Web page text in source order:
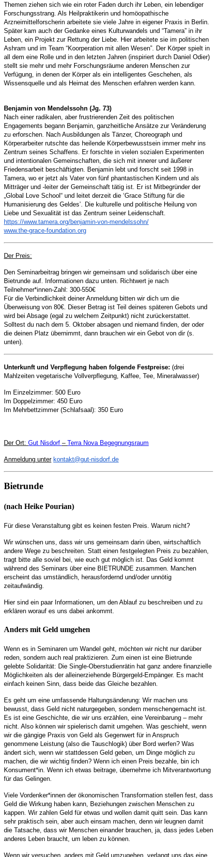
Themen ziehen sich wie ein roter Faden durch ihr Leben, ein lebendiger
Forschungsstrang. Als Heilpraktikerin und homöopathische
Arzneimittelforscherin arbeitete sie viele Jahre in eigener Praxis in Berlin.
Später kam auch der Gedanke eines Kulturwandels und “Tamera” in ihr
Leben, ein Projekt zur Rettung der Liebe. Hier arbeitete sie im politischen
Ashram und im Team “Koorperation mit allen Wesen”. Der Körper spielt in
all dem eine Rolle und in den letzten Jahren (inspiriert durch Daniel Odier)
stellt sie mehr und mehr Forschungsräume anderen Menschen zur
Verfügung, in denen der Körper als ein intelligentes Geschehen, als
Wissensquelle und als Heimat des Menschen erfahren werden kann.
Benjamin von Mendelssohn (Jg. 73)
Nach einer radikalen, aber frustrierenden Zeit des politischen
Engagements begann Benjamin, ganzheitliche Ansätze zur Veränderung
zu erforschen. Nach Ausbildungen als Tänzer, Choreograph und
Körperarbeiter rutschte das heilende Körperbewusstsein immer mehr ins
Zentrum seines Schaffens. Er forschte in vielen sozialen Experimenten
und intentionalen Gemeinschaften, die sich mit innerer und äußerer
Friedensarbeit beschäftigten. Benjamin lebt und forscht seit 1998 in
Tamera, wo er jetzt als Vater von fünf phantastischen Kindern und als
Mitträger und -leiter der Gemeinschaft tätig ist. Er ist Mitbegründer der
„Global Love School“ und leitet derzeit die ‘Grace Stiftung für die
Humanisierung des Geldes’. Die kulturelle und politische Heilung von
Liebe und Sexualität ist das Zentrum seiner Leidenschaft.
https://www.tamera.org/benjamin-von-mendelssohn/
www.the-grace-foundation.org
Der Preis:
Den Seminarbeitrag bringen wir gemeinsam und solidarisch über eine
Bietrunde auf. Informationen dazu unten. Richtwert je nach
Teilnehmer*innen-Zahl: 300-550€
Für die Verbindlichkeit deiner Anmeldung bitten wir dich um die
Überweisung von 80€. Dieser Betrag ist Teil deines späteren Gebots und
wird bei Absage (egal zu welchem Zeitpunkt) nicht zurückerstattet.
Solltest du nach dem 5. Oktober absagen und niemand finden, der oder
die deinen Platz übernimmt, dann brauchen wir ein Gebot von dir (s.
unten).
Unterkunft und Verpflegung haben folgende Festpreise: (drei
Mahlzeiten vegetarische Vollverpflegung, Kaffee, Tee, Mineralwasser)
Im Einzelzimmer: 500 Euro
Im Doppelzimmer: 450 Euro
Im Mehrbettzimmer (Schlafsaal): 350 Euro
Der Ort: Gut Nisdorf – Terra Nova Begegnungsraum
Anmeldung unter kontakt@gut-nisdorf.de
Bietrunde
(nach Heike Pourian)
Für diese Veranstaltung gibt es keinen festen Preis. Warum nicht?
Wir wünschen uns, dass wir uns gemeinsam darin üben, wirtschaftlich
andere Wege zu beschreiten. Statt einen festgelegten Preis zu bezahlen,
tragt bitte alle soviel bei, wie euch gut möglich ist. Das Geld kommt
während des Seminars über eine BIETRUNDE zusammen. Manchen
erscheint das umständlich, herausfordernd und/oder unnötig
zeitaufwändig.
Hier sind ein paar Informationen, um den Ablauf zu beschreiben und zu
erklären worauf es uns dabei ankommt.
Anders mit Geld umgehen
Wenn es in Seminaren um Wandel geht, möchten wir nicht nur darüber
reden, sondern auch real praktizieren. Zum einen ist eine Bietrunde
gelebte Solidarität: Die Single-Oberstudienrätin hat ganz andere finanzielle
Möglichkeiten als der alleinerziehende Bürgergeld-Empänger. Es macht
einfach keinen Sinn, dass beide das Gleiche bezahlen.
Es geht um eine umfassende Haltungsänderung: Wir machen uns
bewusst, dass Geld nicht naturgegeben, sondern menschengemacht ist.
Es ist eine Geschichte, die wir uns erzählen, eine Vereinbarung – mehr
nicht. Also können wir spielerisch damit umgehen. Was geschieht, wenn
wir die gängige Praxis von Geld als Gegenwert für in Anspruch
genommene Leistung (also die Tauschlogik) über Bord werfen? Was
ändert sich, wenn wir stattdessen Geld geben, um Dinge möglich zu
machen, die wir wichtig finden? Wenn ich einen Preis bezahle, bin ich
Konsument*in. Wenn ich etwas beitrage, übernehme ich Mitverantwortung
für das Gelingen.
Viele Vordenker*innen der ökonomischen Transformation stellen fest, dass
Geld die Wirkung haben kann, Beziehungen zwischen Menschen zu
kappen. Wir zahlen Geld für etwas und wollen damit quitt sein. Das kann
sehr praktisch sein, aber auch einsam machen, denn wir leugnen damit
die Tatsache, dass wir Menschen einander brauchen, ja, dass jedes Leben
anderes Leben braucht, um leben zu können.
Wenn wir versuchen, anders mit Geld umzugehen, verlangt uns das eine